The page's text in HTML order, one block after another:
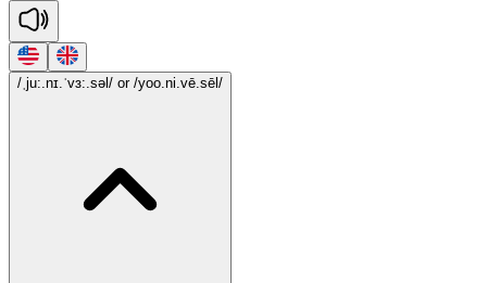
/ˌju:.nɪ.ˈvɜ:.səl/ or /yoo.ni.vē.sēl/